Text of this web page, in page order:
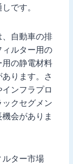
です。
、自動車の排
ルター用の
の静電材料
ります。さ
ンフラプロ
クセグメン
会がありま
ルター市場